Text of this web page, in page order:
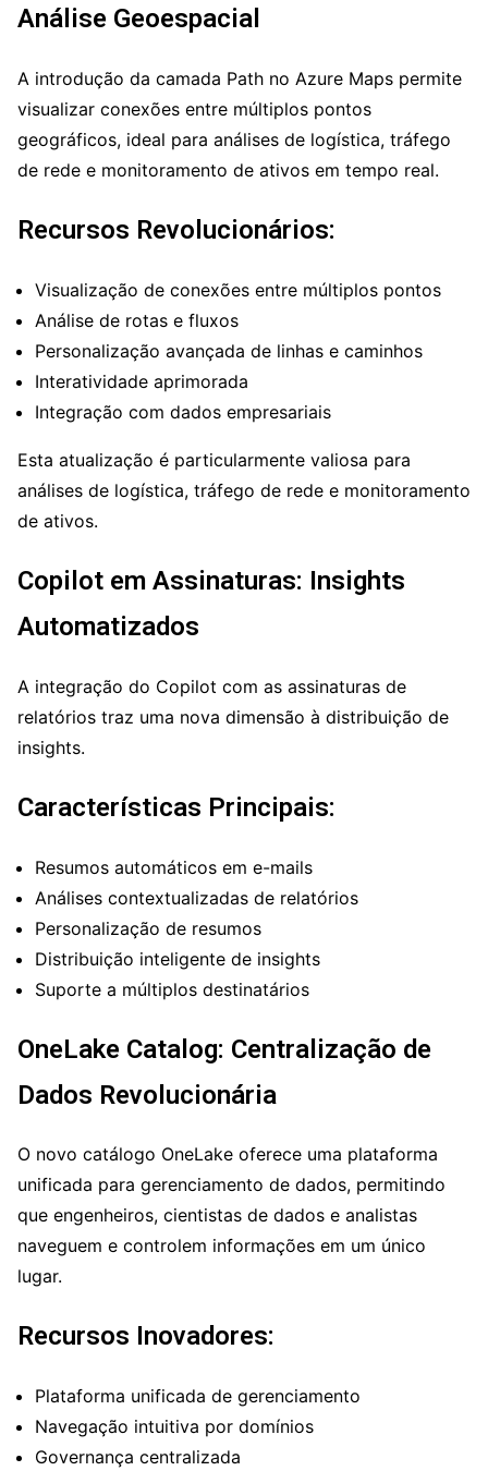
Análise Geoespacial
A introdução da camada Path no Azure Maps permite
visualizar conexões entre múltiplos pontos
geográficos, ideal para análises de logística, tráfego
de rede e monitoramento de ativos em tempo real.
Recursos Revolucionários:
Visualização de conexões entre múltiplos pontos
Análise de rotas e fluxos
Personalização avançada de linhas e caminhos
Interatividade aprimorada
Integração com dados empresariais
Esta atualização é particularmente valiosa para
análises de logística, tráfego de rede e monitoramento
de ativos.
Copilot em Assinaturas: Insights
Automatizados
A integração do Copilot com as assinaturas de
relatórios traz uma nova dimensão à distribuição de
insights.
Características Principais:
Resumos automáticos em e-mails
Análises contextualizadas de relatórios
Personalização de resumos
Distribuição inteligente de insights
Suporte a múltiplos destinatários
OneLake Catalog: Centralização de
Dados Revolucionária
O novo catálogo OneLake oferece uma plataforma
unificada para gerenciamento de dados, permitindo
que engenheiros, cientistas de dados e analistas
naveguem e controlem informações em um único
lugar.
Recursos Inovadores:
Plataforma unificada de gerenciamento
Navegação intuitiva por domínios
Governança centralizada